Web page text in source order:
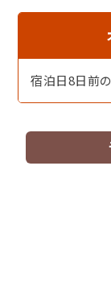
【個室お食事
宿泊日8日前